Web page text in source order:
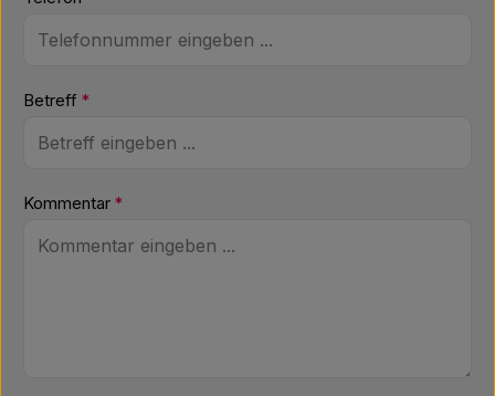
Betreff *
Kommentar *